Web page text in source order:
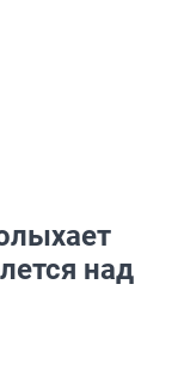
над